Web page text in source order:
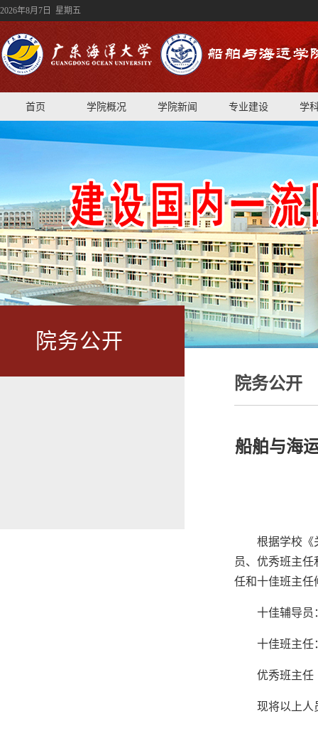
2026年8月7日 星期五
首页 学院概况 学院新闻 专业建设 学
院务公开
院务公开
船舶与海
根据学校《
员、优秀班主
任和十佳班主任
十佳辅导员
十佳班主任
优秀班主任
现将以上人